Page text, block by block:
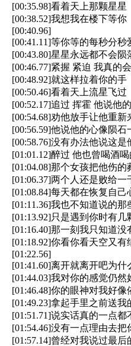
[00:35.98]看着天上那颗星星
[00:38.52]我想我在楼下等你
[00:40.96]
[00:41.11]等你等的每秒分秒
[00:43.80]星星永远都不会
[00:46.77]紧握 紧迫 我真的
[00:48.92]就这样拉着你的手
[00:50.46]看着天上流星飞过
[00:52.17]追过 挥霍 他说他
[00:54.68]劝他放手让他重新
[00:56.59]他说他的心像陨石
[00:58.76]没有办法他说这是
[01:01.12]醉过 他也曾喝酒
[01:04.08]那个女孩把他伤的
[01:06.37]两个人还是败给一
[01:08.84]每天都在恢复自己
[01:11.36]我也不知道说的那
[01:13.92]只是遇到你时有几
[01:16.40]那一刻我只知道没
[01:18.92]你看你看天空又有
[01:22.56]
[01:41.60]离开就离开吧为什
[01:44.03]我对你的感觉仍然
[01:46.48]你的眼神对我好像
[01:49.23]拿起手里之前送我
[01:51.71]说实话真的一点都
[01:54.46]没有一点理由去把
[01:57.14]曾经对我说过最